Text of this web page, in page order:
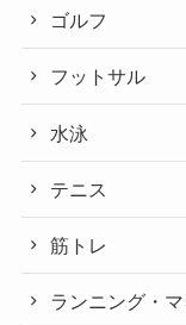
ゴルフ
フットサル
水泳
テニス
筋トレ
ランニング・